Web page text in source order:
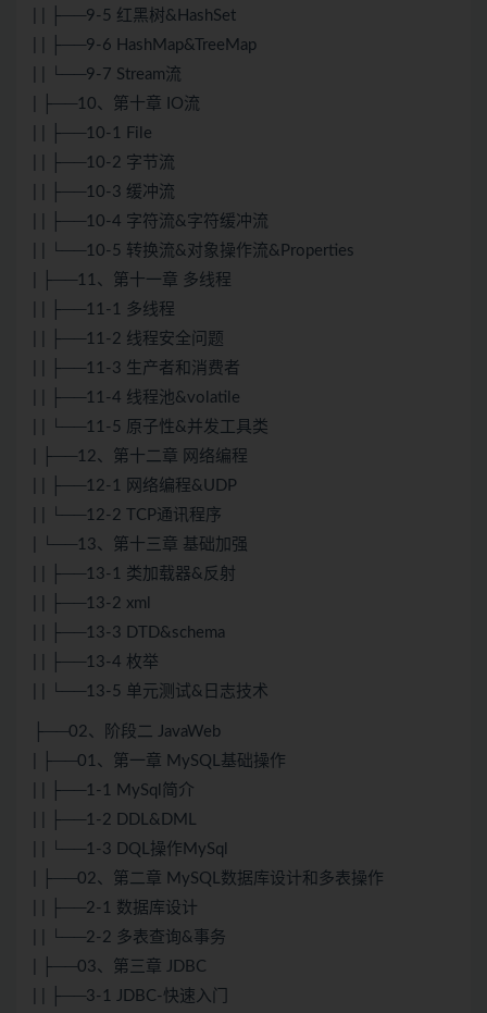
| | ├──9-5 红黑树&HashSet
| | ├──9-6 HashMap&TreeMap
| | └──9-7 Stream流
| ├──10、第十章 IO流
| | ├──10-1 File
| | ├──10-2 字节流
| | ├──10-3 缓冲流
| | ├──10-4 字符流&字符缓冲流
| | └──10-5 转换流&对象操作流&Properties
| ├──11、第十一章 多线程
| | ├──11-1 多线程
| | ├──11-2 线程安全问题
| | ├──11-3 生产者和消费者
| | ├──11-4 线程池&volatile
| | └──11-5 原子性&并发工具类
| ├──12、第十二章 网络编程
| | ├──12-1 网络编程&UDP
| | └──12-2 TCP通讯程序
| └──13、第十三章 基础加强
| | ├──13-1 类加载器&反射
| | ├──13-2 xml
| | ├──13-3 DTD&schema
| | ├──13-4 枚举
| | └──13-5 单元测试&日志技术
├──02、阶段二 JavaWeb
| ├──01、第一章 MySQL基础操作
| | ├──1-1 MySql简介
| | ├──1-2 DDL&DML
| | └──1-3 DQL操作MySql
| ├──02、第二章 MySQL数据库设计和多表操作
| | ├──2-1 数据库设计
| | └──2-2 多表查询&事务
| ├──03、第三章 JDBC
| | ├──3-1 JDBC-快速入门